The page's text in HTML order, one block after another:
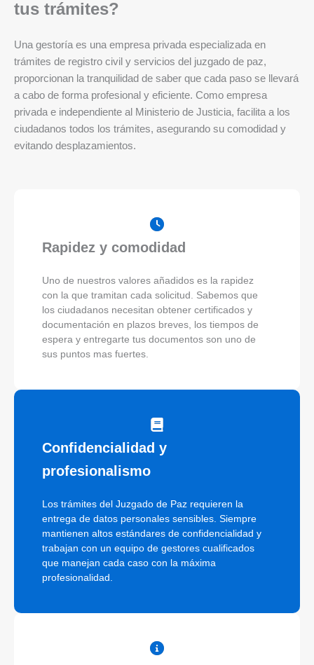
tus trámites?
Una gestoría es una empresa privada especializada en
trámites de registro civil y servicios del juzgado de paz,
proporcionan la tranquilidad de saber que cada paso se llevará
a cabo de forma profesional y eficiente. Como empresa
privada e independiente al Ministerio de Justicia, facilita a los
ciudadanos todos los trámites, asegurando su comodidad y
evitando desplazamientos.
Rapidez y comodidad
Uno de nuestros valores añadidos es la rapidez
con la que tramitan cada solicitud. Sabemos que
los ciudadanos necesitan obtener certificados y
documentación en plazos breves, los tiempos de
espera y entregarte tus documentos son uno de
sus puntos mas fuertes.
Confidencialidad y
profesionalismo
Los trámites del Juzgado de Paz requieren la
entrega de datos personales sensibles. Siempre
mantienen altos estándares de confidencialidad y
trabajan con un equipo de gestores cualificados
que manejan cada caso con la máxima
profesionalidad.